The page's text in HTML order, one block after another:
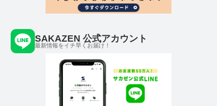
SAKAZEN 公式アカウント
最新情報をイチ早くお届け！